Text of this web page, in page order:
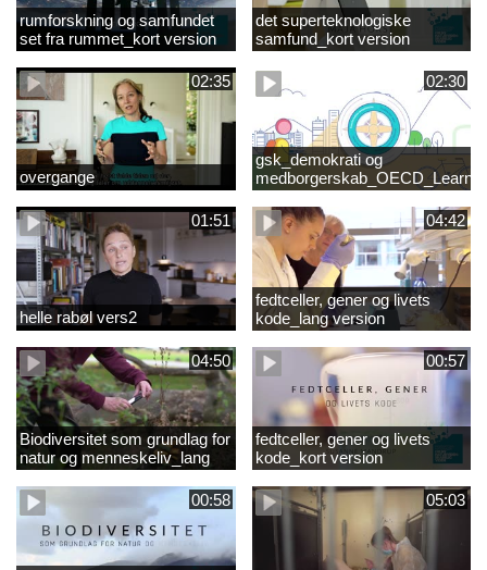
rumforskning og samfundet
set fra rummet_kort version
det superteknologiske
samfund_kort version
02:35
overgange
02:30
gsk_demokrati og
Compass 2030
01:51
helle rabøl vers2
04:42
fedtceller, gener og livets
kode_lang version
04:50
Biodiversitet som grundlag for
natur og menneskeliv_lang
version
00:57
fedtceller, gener og livets
kode_kort version
00:58 05:03